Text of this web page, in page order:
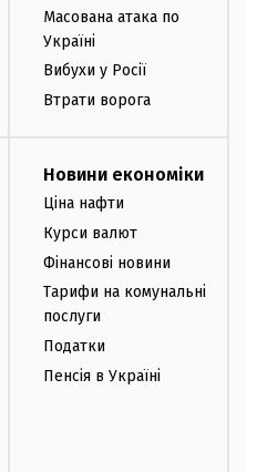
Масована атака по
Україні
Вибухи у Росії
Втрати ворога
Новини економіки
Ціна нафти
Курси валют
Фінансові новини
Тарифи на комунальні
послуги
Податки
Пенсія в Україні